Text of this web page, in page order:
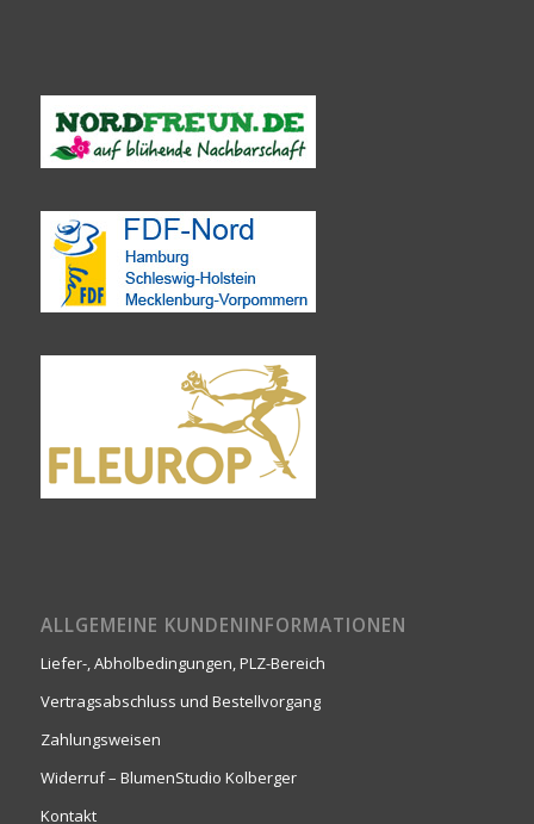
ALLGEMEINE KUNDENINFORMATIONEN
Liefer-, Abholbedingungen, PLZ-Bereich
Vertragsabschluss und Bestellvorgang
Zahlungsweisen
Widerruf – BlumenStudio Kolberger
Kontakt